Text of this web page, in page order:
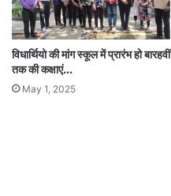
विधार्थियो की मांग स्कूल में प्रारंभ हो बारहवीं
तक की कक्षाएं…
May 1, 2025